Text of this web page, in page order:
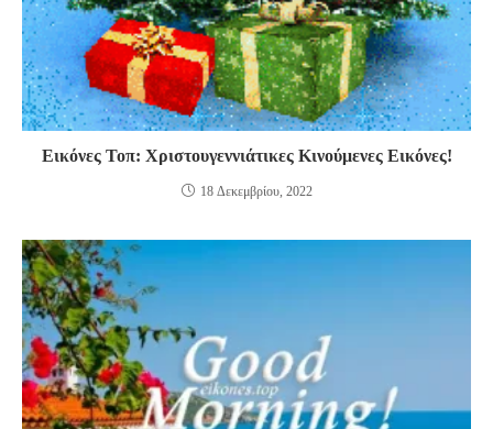
Εικόνες Τοπ: Χριστουγεννιάτικες Κινούμενες Εικόνες!
18 Δεκεμβρίου, 2022